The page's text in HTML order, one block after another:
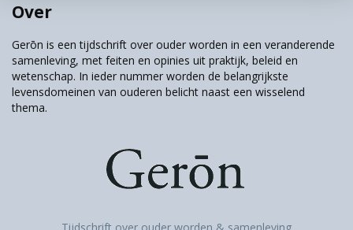
Over
Gerōn is een tijdschrift over ouder worden in een veranderende
samenleving, met feiten en opinies uit praktijk, beleid en
wetenschap. In ieder nummer worden de belangrijkste
levensdomeinen van ouderen belicht naast een wisselend
thema.